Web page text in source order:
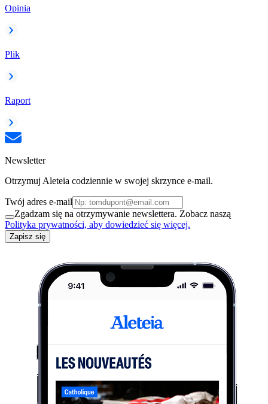
Opinia
Plik
Raport
Newsletter
Otrzymuj Aleteia codziennie w swojej skrzynce e-mail.
Twój adres e-mail
Zgadzam się na otrzymywanie newslettera. Zobacz naszą
Polityka prywatności, aby dowiedzieć się więcej.
Zapisz się